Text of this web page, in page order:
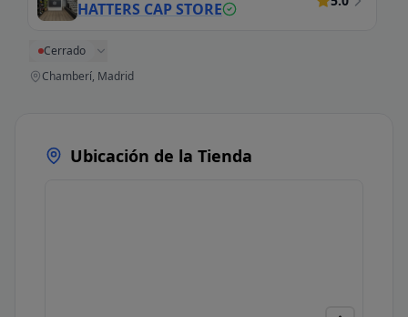
HATTERS CAP STORE
Cerrado
Chamberí, Madrid
Ubicación de la Tienda